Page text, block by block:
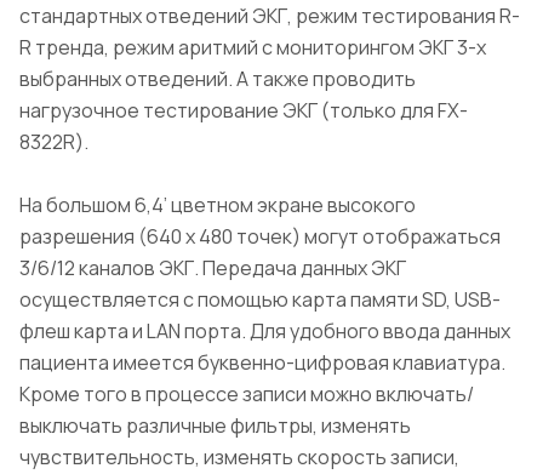
стандартных отведений ЭКГ, режим тестирования R-
R тренда, режим аритмий с мониторингом ЭКГ 3-х
выбранных отведений. А также проводить
нагрузочное тестирование ЭКГ (только для FX-
8322R).
На большом 6,4’ цветном экране высокого
разрешения (640 х 480 точек) могут отображаться
3/6/12 каналов ЭКГ. Передача данных ЭКГ
осуществляется с помощью карта памяти SD, USB-
флеш карта и LAN порта. Для удобного ввода данных
пациента имеется буквенно-цифровая клавиатура.
Кроме того в процессе записи можно включать/
выключать различные фильтры, изменять
чувствительность, изменять скорость записи,